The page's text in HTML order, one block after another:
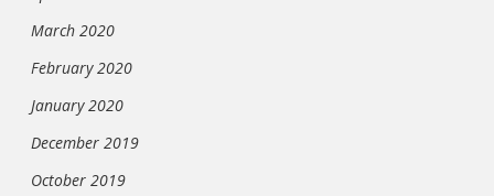
March 2020
February 2020
January 2020
December 2019
October 2019